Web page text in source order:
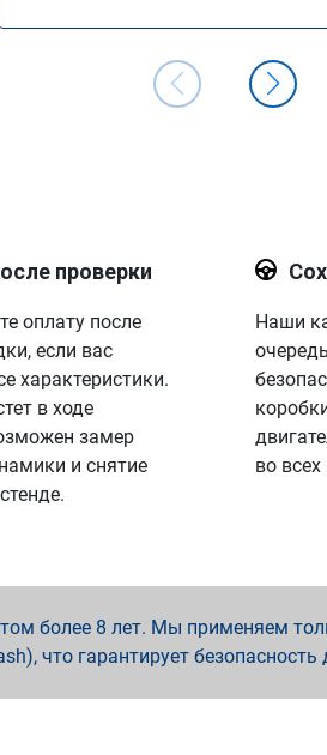
проверки
оплату после
если вас
характеристики.
в ходе
замер
и снятие
Наши
во
более 8 лет. Мы применяем
что гарантирует